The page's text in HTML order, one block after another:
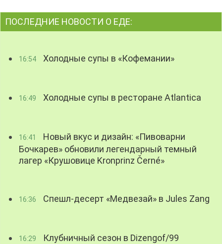
ПОСЛЕДНИЕ НОВОСТИ О ЕДЕ:
16:54 Холодные супы в «Кофемании»
16:49 Холодные супы в ресторане Atlantica
16:41
Новый вкус и дизайн: «Пивоварни
Бочкарев» обновили легендарный темный
лагер «Крушовице Kronprinz Černé»
16:36 Спешл-десерт «Медвезай» в Jules Zang
16:29 Клубничный сезон в Dizengof/99